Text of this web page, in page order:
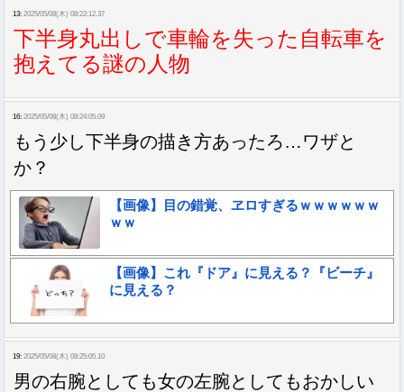
13: 2025/05/08(木) 08:22:12.37
下半身丸出しで車輪を失った自転車を
抱えてる謎の人物
16: 2025/05/08(木) 08:24:05.09
もう少し下半身の描き方あったろ…ワザと
か？
【画像】目の錯覚、ヱロすぎるｗｗｗｗｗｗ
ｗｗ
【画像】これ『ドア』に見える？『ビーチ』
に見える？
19: 2025/05/08(木) 08:25:05.10
男の右腕としても女の左腕としてもおかしい